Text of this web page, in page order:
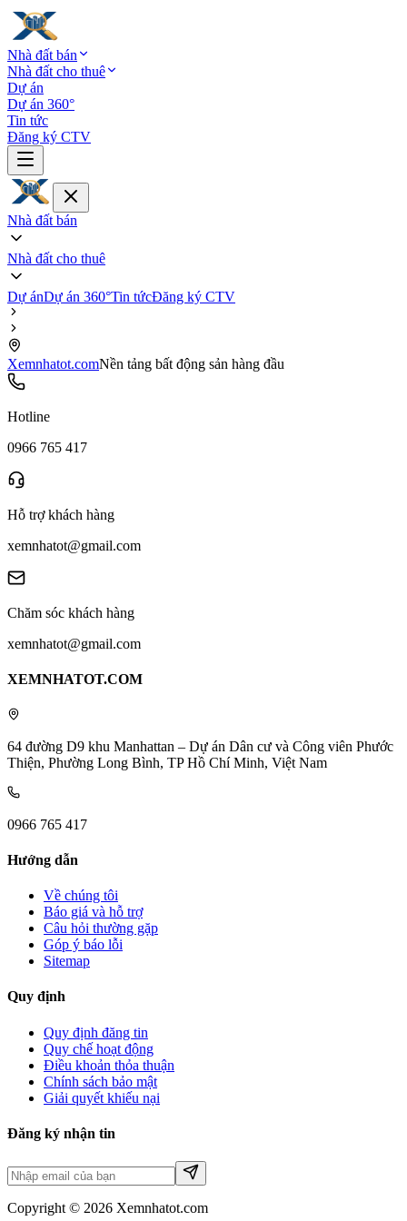
Nhà đất bán
Nhà đất cho thuê
Dự án
Dự án 360°
Tin tức
Đăng ký CTV
Nhà đất bán
Nhà đất cho thuê
Dự ánDự án 360°Tin tứcĐăng ký CTV
Xemnhatot.comNền tảng bất động sản hàng đầu
Hotline
0966 765 417
Hỗ trợ khách hàng
xemnhatot@gmail.com
Chăm sóc khách hàng
xemnhatot@gmail.com
XEMNHATOT.COM
64 đường D9 khu Manhattan – Dự án Dân cư và Công viên Phước
Thiện, Phường Long Bình, TP Hồ Chí Minh, Việt Nam
0966 765 417
Hướng dẫn
Về chúng tôi
Báo giá và hỗ trợ
Câu hỏi thường gặp
Góp ý báo lỗi
Sitemap
Quy định
Quy định đăng tin
Quy chế hoạt động
Điều khoản thỏa thuận
Chính sách bảo mật
Giải quyết khiếu nại
Đăng ký nhận tin
Copyright © 2026 Xemnhatot.com